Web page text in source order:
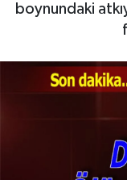
boynundaki
EKONOMİ
Tüm
Son Dakika